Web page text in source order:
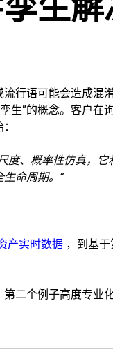
行语可能会造成混
生”的概念。客户在
度、概率性仿真，
命周期。”
产实时数据 ，到基
二个例子高度专业